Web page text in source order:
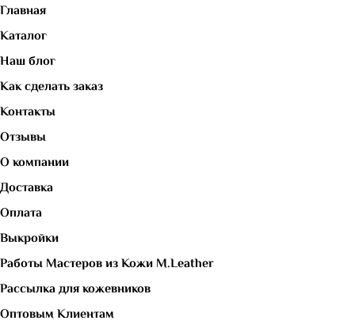
Главная
Каталог
Наш блог
Как сделать заказ
Контакты
Отзывы
О компании
Доставка
Оплата
Выкройки
Работы Мастеров из Кожи M.Leather
Рассылка для кожевников
Оптовым Клиентам